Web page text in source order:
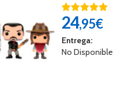
24,95€
Entrega:
No Disponible